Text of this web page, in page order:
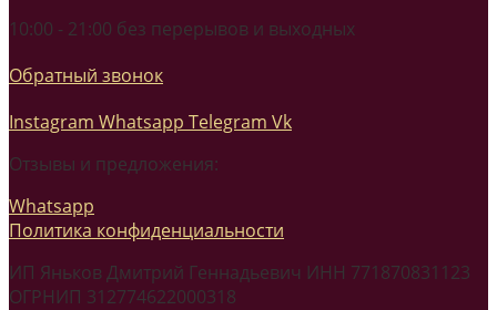
10:00 - 21:00 без перерывов и выходных
Обратный звонок
Instagram Whatsapp Telegram Vk
Отзывы и предложения:
Whatsapp
Политика конфиденциальности
ИП Яньков Дмитрий Геннадьевич ИНН 771870831123
ОГРНИП 312774622000318